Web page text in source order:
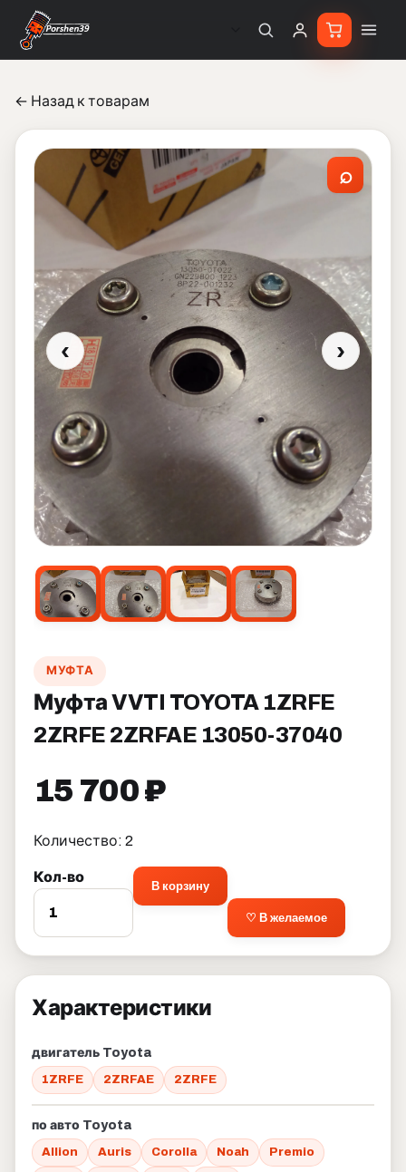
← Назад к товарам
‹
⌕
›
МУФТА
Муфта VVTI TOYOTA 1ZRFE
2ZRFE 2ZRFAE 13050-37040
15 700 ₽
Количество: 2
Кол-во
В корзину
♡ В желаемое
Характеристики
двигатель Toyota
1ZRFE 2ZRFAE 2ZRFE
по авто Toyota
Allion Auris Corolla Noah Premio